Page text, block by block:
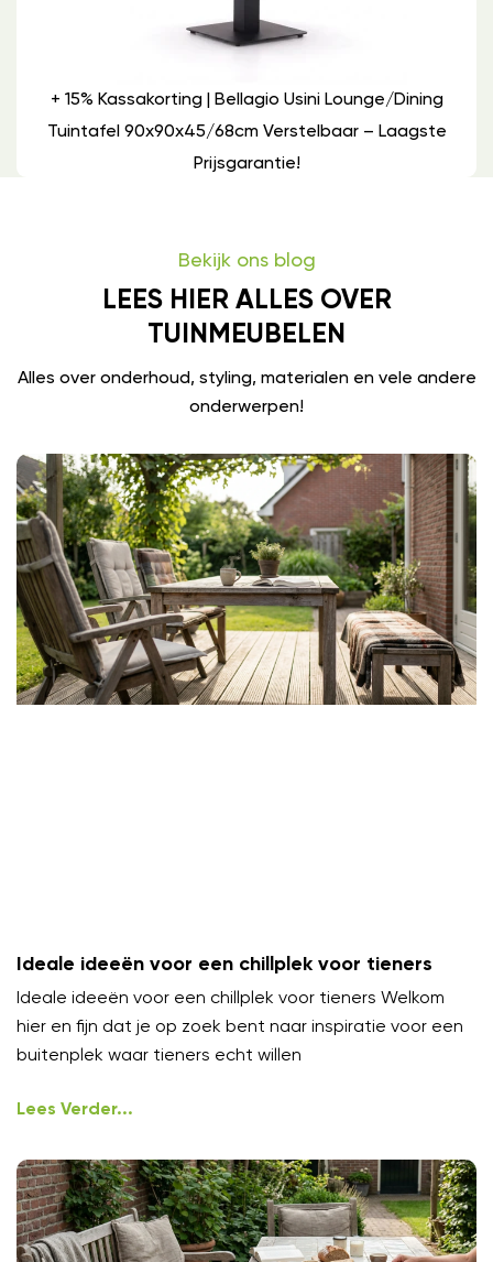
+ 15% Kassakorting | Bellagio Usini Lounge/dining
Tuintafel 90x90x45/68cm Verstelbaar – Laagste
Prijsgarantie!
Bekijk ons blog
LEES HIER ALLES OVER
TUINMEUBELEN
Alles over onderhoud, styling, materialen en vele andere
onderwerpen!
Ideale ideeën voor een chillplek voor tieners
Ideale ideeën voor een chillplek voor tieners Welkom
hier en fijn dat je op zoek bent naar inspiratie voor een
buitenplek waar tieners echt willen
Lees Verder...